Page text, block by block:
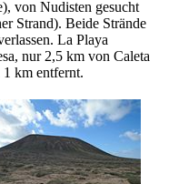
von Nudisten gesucht
Strand). Beide Strände
La Playa
, nur 2,5 km von Caleta
1 km entfernt.